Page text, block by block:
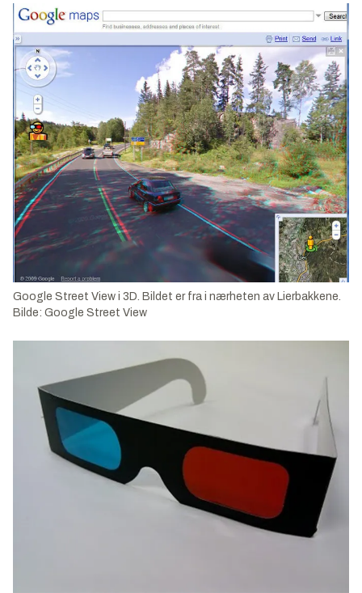
Google Street View i 3D. Bildet er fra i nærheten av Lierbakkene.
Bilde: Google Street View